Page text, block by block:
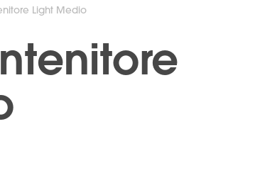
Light Medio